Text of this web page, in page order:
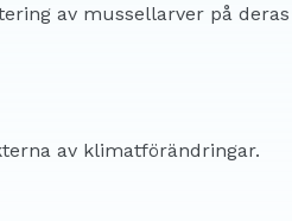
av mussellarver på deras
av klimatförändringar.